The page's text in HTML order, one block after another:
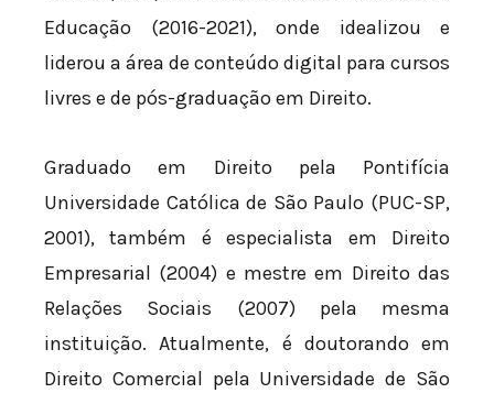
Educação (2016-2021), onde idealizou e
liderou a área de conteúdo digital para cursos
livres e de pós-graduação em Direito.
Graduado em Direito pela Pontifícia
Universidade Católica de São Paulo (PUC-SP,
2001), também é especialista em Direito
Empresarial (2004) e mestre em Direito das
Relações Sociais (2007) pela mesma
instituição. Atualmente, é doutorando em
Direito Comercial pela Universidade de São